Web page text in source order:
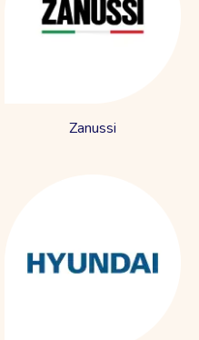
Zanussi